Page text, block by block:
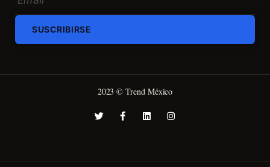
SUSCRIBIRSE
2023 © Trend México